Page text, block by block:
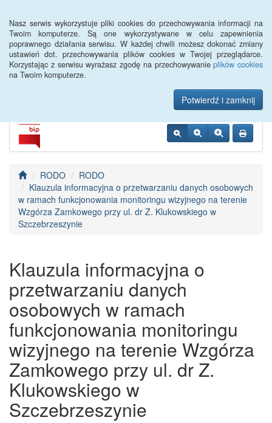
Nasz serwis wykorzystuje pliki cookies do przechowywania informacji na
Twoim komputerze. Są one wykorzystywane w celu zapewnienia
poprawnego działania serwisu. W każdej chwili możesz dokonać zmiany
ustawień dot. przechowywania plików cookies w Twojej przeglądarce.
Korzystając z serwisu wyrażasz zgodę na przechowywanieplików cookies
na Twoim komputerze.
Potwierdź i zamknij
Urząd Miejski w
Szczebrzeszynie
RODO
RODO
Klauzula informacyjna o przetwarzaniu danych osobowych
w ramach funkcjonowania monitoringu wizyjnego na terenie
Wzgórza Zamkowego przy ul. dr Z. Klukowskiego w
Szczebrzeszynie
Klauzula informacyjna o
przetwarzaniu danych
osobowych w ramach
funkcjonowania monitoringu
wizyjnego na terenie Wzgórza
Zamkowego przy ul. dr Z.
Klukowskiego w
Szczebrzeszynie